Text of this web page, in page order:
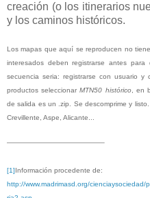
creación (o los itinerarios
y los caminos históricos.
Los mapas que aquí se reproducen no
interesados deben registrarse antes
secuencia seria: registrarse con usuario
productos seleccionarMTN50 histórico, en
de salida es un .zip. Se descomprime y
Crevillente, Aspe, Alicante...
[1]Información procedente de:
http://www.madrimasd.org/